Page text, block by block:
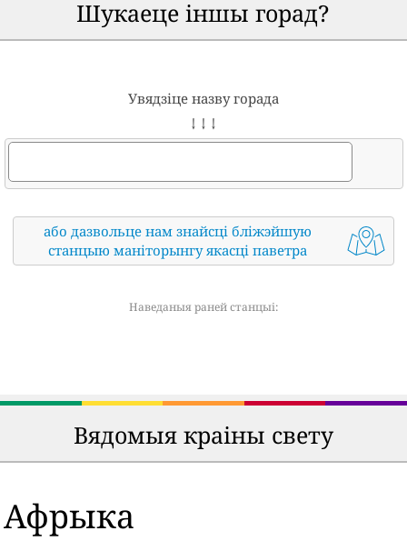
Шукаеце іншы горад?
Увядзіце назву горада
↓ ↓ ↓
або дазвольце нам знайсці бліжэйшую
станцыю маніторынгу якасці паветра
Наведаныя раней станцыі:
Вядомыя краіны свету
Афрыка